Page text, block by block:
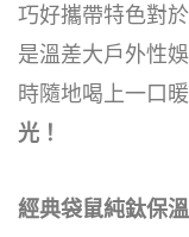
巧好攜帶特色對
是溫差大戶外性
時隨地喝上一口
光！
經典袋鼠純鈦保